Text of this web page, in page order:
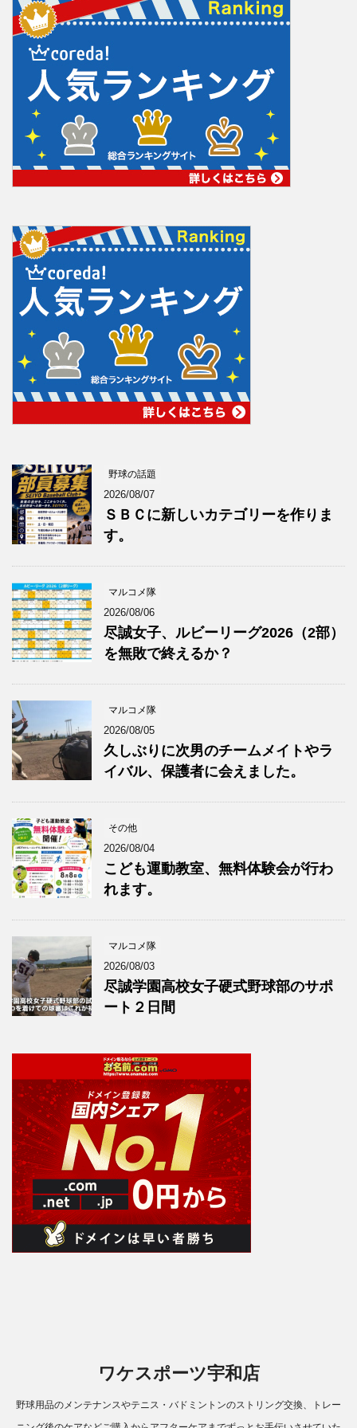
野球の話題
2026/08/07
ＳＢＣに新しいカテゴリーを作りま
す。
マルコメ隊
2026/08/06
尽誠女子、ルビーリーグ2026（2部）
を無敗で終えるか？
マルコメ隊
2026/08/05
久しぶりに次男のチームメイトやラ
イバル、保護者に会えました。
その他
2026/08/04
こども運動教室、無料体験会が行わ
れます。
マルコメ隊
2026/08/03
尽誠学園高校女子硬式野球部のサポ
ート２日間
ワケスポーツ宇和店
野球用品のメンテナンスやテニス・バドミントンのストリング交換、トレー